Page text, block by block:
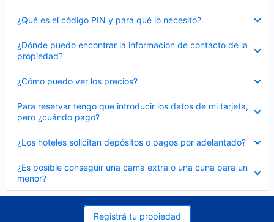
¿Qué es el código PIN y para qué lo necesito?
cerrado
¿Dónde puedo encontrar la información de contacto de la
propiedad?
cerrado
¿Cómo puedo ver los precios?
cerrado
Para reservar tengo que introducir los datos de mi tarjeta,
pero ¿cuándo pago?
cerrado
¿Los hoteles solicitan depósitos o pagos por adelantado?
cerrado
¿Es posible conseguir una cama extra o una cuna para un
menor?
cerrado
Registrá tu propiedad